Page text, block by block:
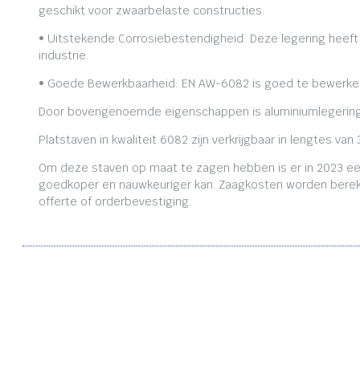
geschikt voor zwaarbelaste constructies.
• Uitstekende Corrosiebestendigheid: Deze legering
industrie.
• Goede Bewerkbaarheid: EN AW-6082 is goed te
Door bovengenoemde eigenschappen is
Platstaven in kwaliteit 6082 zijn verkrijgbaar in lengtes
Om deze staven op maat te zagen hebben is er in 2023
goedkoper en nauwkeuriger kan. Zaagkosten worden
offerte of orderbevestiging.